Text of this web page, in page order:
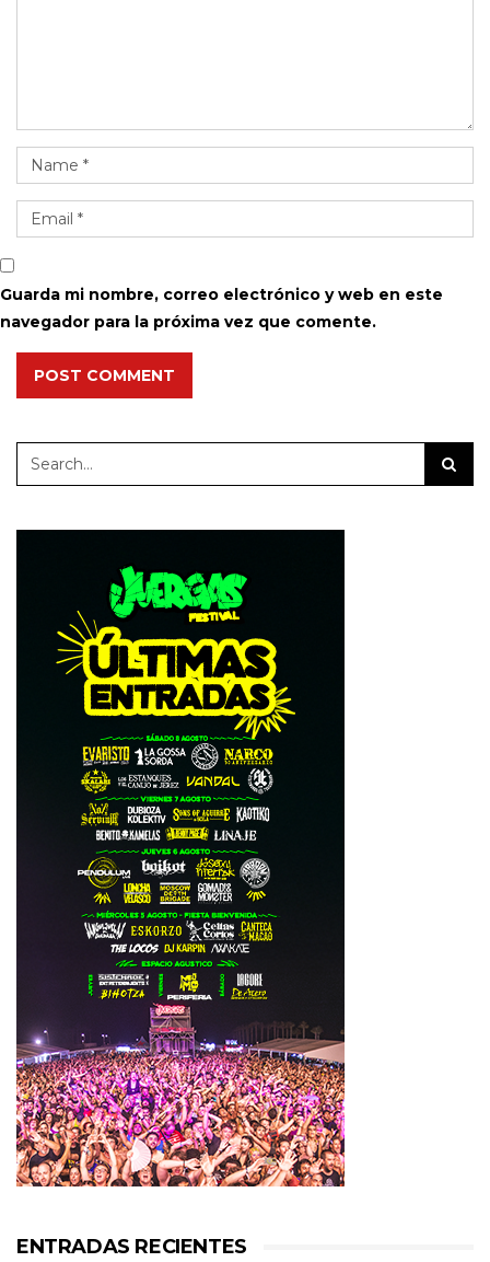
Guarda mi nombre, correo electrónico y web en este
navegador para la próxima vez que comente.
POST COMMENT
ENTRADAS RECIENTES